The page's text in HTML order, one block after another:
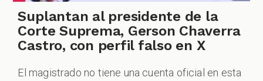
Suplantan al presidente de la
Corte Suprema, Gerson Chaverra
Castro, con perfil falso en X
El magistrado no tiene una cuenta oficial en esta